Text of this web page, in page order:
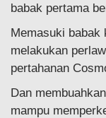
babak pertama
Memasuki babak
melakukan
pertahanan
Dan
mampu